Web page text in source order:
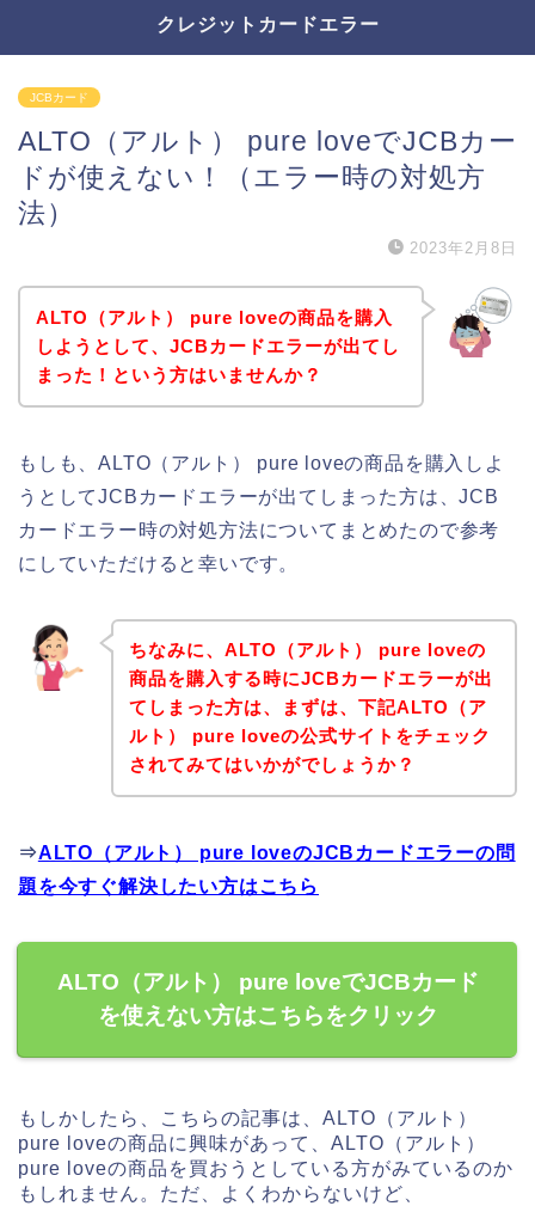
クレジットカードエラー
JCBカード
ALTO（アルト） pure loveでJCBカー
ドが使えない！（エラー時の対処方
法）
2023年2月8日
ALTO（アルト） pure loveの商品を購入
しようとして、JCBカードエラーが出てし
まった！という方はいませんか？
もしも、ALTO（アルト） pure loveの商品を購入しよ
うとしてJCBカードエラーが出てしまった方は、JCB
カードエラー時の対処方法についてまとめたので参考
にしていただけると幸いです。
ちなみに、ALTO（アルト） pure loveの
商品を購入する時にJCBカードエラーが出
てしまった方は、まずは、下記ALTO（ア
ルト） pure loveの公式サイトをチェック
されてみてはいかがでしょうか？
⇒ALTO（アルト） pure loveのJCBカードエラーの問
題を今すぐ解決したい方はこちら
ALTO（アルト） pure loveでJCBカード
を使えない方はこちらをクリック
もしかしたら、こちらの記事は、ALTO（アルト）
pure loveの商品に興味があって、ALTO（アルト）
pure loveの商品を買おうとしている方がみているのか
もしれません。ただ、よくわからないけど、